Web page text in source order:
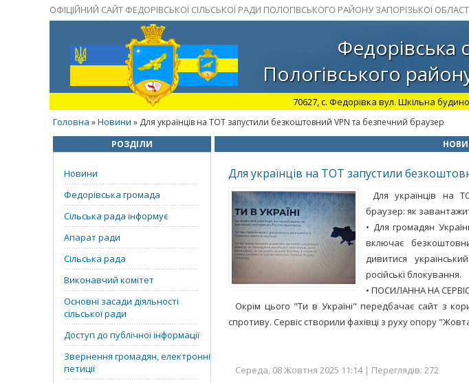
ОФІЦІЙНИЙ САЙТ ФЕДОРІВСЬКОЇ СІЛЬСЬКОЇ РАДИ ПОЛОГІВСЬКОГО РАЙОНУ ЗАПОРІЗЬКОЇ
Федорівська
Пологівського
70627, с. Федорівка вул. Шкільна
Головна »Новини » Для українців на ТОТ запустили безкоштовний VPN та безпечний браузер
РОЗДІЛИ
Новини
Федорівська громада
Сільська рада інформує
Апарат ради
Сільська рада
Виконавчий комітет
Основні засади діяльності
сільської ради
Доступ до публічної інформації
Звернення громадян, електронні
петиції
Для українців на ТОТ запустили
Для українців на
браузер: як
• Для громадян
включає
дивитися
російські блокування.
• ПОСИЛАННА НА
Окрім цього "Ти в Україні" передбачає сайт з
спротиву. Сервіс створили фахівці з руху опору
Середа, 08 Жовтня 2025 11:14 | Переглядів: 272